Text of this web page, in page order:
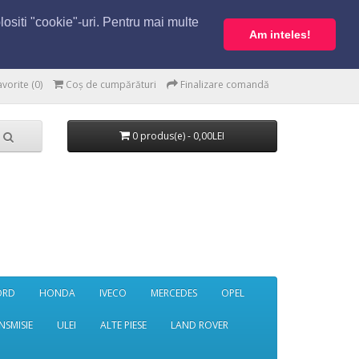
"cookie"-uri. Pentru mai multe
Am inteles!
(0) Coș de cumpărături Finalizare comandă
0 produs(e) - 0,00LEI
HONDA IVECO MERCEDES OPEL
ULEI ALTE PIESE LAND ROVER